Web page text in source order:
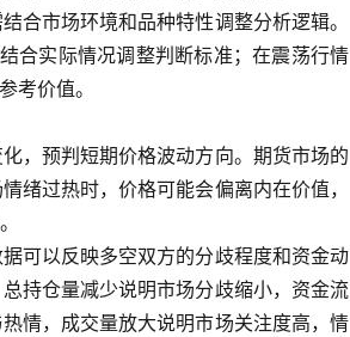
合市场环境和品种特性调整分析逻辑。
合实际情况调整判断标准；在震荡行情
考价值。
，预判短期价格波动方向。期货市场的
绪过热时，价格可能会偏离内在价值，
可以反映多空双方的分歧程度和资金动
持仓量减少说明市场分歧缩小，资金流
情，成交量放大说明市场关注度高，情